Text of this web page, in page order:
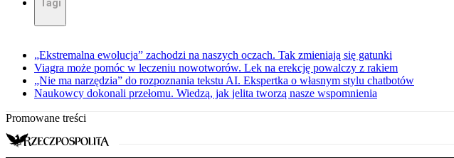
Tagi
„Ekstremalna ewolucja” zachodzi na naszych oczach. Tak zmieniają się gatunki
Viagra może pomóc w leczeniu nowotworów. Lek na erekcję powalczy z rakiem
„Nie ma narzędzia” do rozpoznania tekstu AI. Ekspertka o własnym stylu chatbotów
Naukowcy dokonali przełomu. Wiedzą, jak jelita tworzą nasze wspomnienia
Promowane treści